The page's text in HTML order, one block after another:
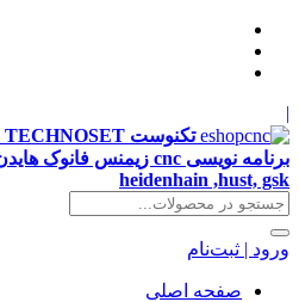
|
heidenhain ,hust, gsk
ورود | ثبت‌نام
صفحه اصلی